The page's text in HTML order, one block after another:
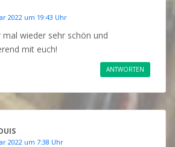
2022 um 19:43 Uhr
mal wieder sehr schön und
mit euch!
ANTWORTEN
2022 um 7:38 Uhr